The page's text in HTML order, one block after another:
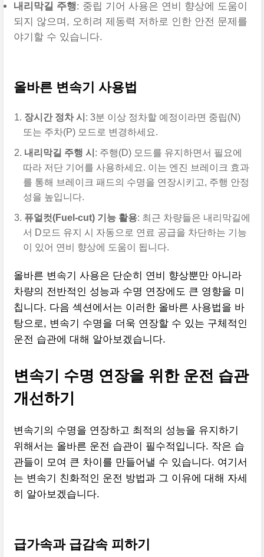
내리막길 주행: 중립 기어 사용은 연비 향상에 도움이
되지 않으며, 오히려 제동력 저하로 인한 안전 문제를
야기할 수 있습니다.
올바른 변속기 사용법
장시간 정차 시 : 3분 이상 정차할 예정이라면 중립(N)
또는 주차(P) 모드로 변경하세요.
내리막길 주행 시 : 주행(D) 모드를 유지하면서 필요에
따라 저단 기어를 사용하세요. 이는 엔진 브레이크 효과
를 통해 브레이크 패드의 수명을 연장시키고, 주행 안정
성을 높입니다.
퓨얼컷(Fuel-cut) 기능 활용: 최근 차량들은 내리막길에
서 D모드 유지 시 자동으로 연료 공급을 차단하는 기능
이 있어 연비 향상에 도움이 됩니다.
올바른 변속기 사용은 단순히 연비 향상뿐만 아니라
차량의 전반적인 성능과 수명 연장에도 큰 영향을 미
칩니다. 다음 섹션에서는 이러한 올바른 사용법을 바
탕으로, 변속기 수명을 더욱 연장할 수 있는 구체적인
운전 습관에 대해 알아보겠습니다.
변속기 수명 연장을 위한 운전 습관
개선하기
변속기의 수명을 연장하고 최적의 성능을 유지하기
위해서는 올바른 운전 습관이 필수적입니다. 작은 습
관들이 모여 큰 차이를 만들어낼 수 있습니다. 여기서
는 변속기 친화적인 운전 방법과 그 이유에 대해 자세
히 알아보겠습니다.
급가속과 급감속 피하기